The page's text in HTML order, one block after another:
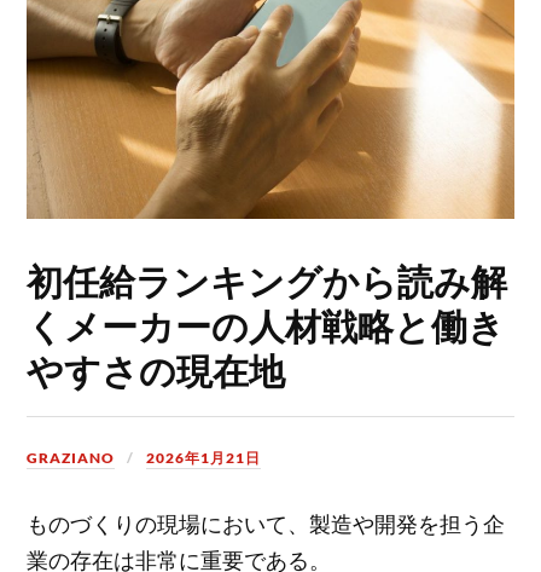
初任給ランキングから読み解
くメーカーの人材戦略と働き
やすさの現在地
GRAZIANO 2026年1月21日
ものづくりの現場において、製造や開発を担う企
業の存在は非常に重要である。